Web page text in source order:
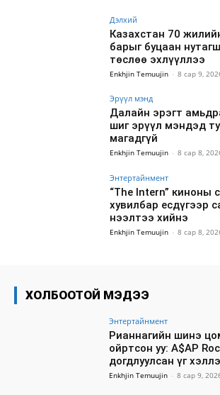
Дэлхий
Казахстан 70
барыг буцаан
төслөө эхлүүллээ
Enkhjin Temuujin - 8 сар 9,
Эрүүл мэнд
Далайн эрэгт
шиг эрүүл мэндэд
магадгүй
Enkhjin Temuujin - 8 сар 8,
Энтертайнмент
“The Intern” киноны
хувилбар есдүгээр
нээлтээ хийнэ
Enkhjin Temuujin - 8 сар 8,
ХОЛБООТОЙ МЭДЭЭ
Энтертайнмент
Рианнагийн шинэ
ойртсон уу: A$AP
догдлуулсан үг
Enkhjin Temuujin - 8 сар 9,